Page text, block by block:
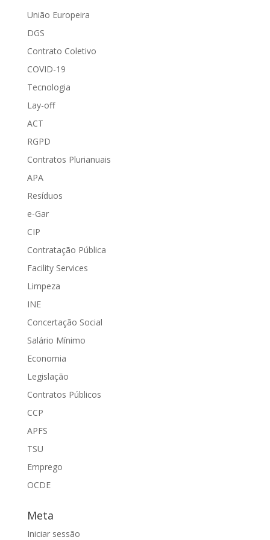
União Europeira
DGS
Contrato Coletivo
COVID-19
Tecnologia
Lay-off
ACT
RGPD
Contratos Plurianuais
APA
Resíduos
e-Gar
CIP
Contratação Pública
Facility Services
Limpeza
INE
Concertação Social
Salário Mínimo
Economia
Legislação
Contratos Públicos
CCP
APFS
TSU
Emprego
OCDE
Meta
Iniciar sessão